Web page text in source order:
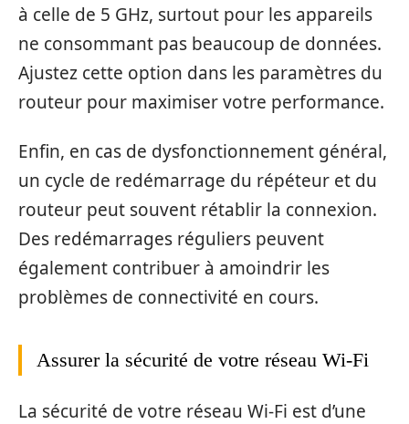
à celle de 5 GHz, surtout pour les appareils
ne consommant pas beaucoup de données.
Ajustez cette option dans les paramètres du
routeur pour maximiser votre performance.
Enfin, en cas de dysfonctionnement général,
un cycle de redémarrage du répéteur et du
routeur peut souvent rétablir la connexion.
Des redémarrages réguliers peuvent
également contribuer à amoindrir les
problèmes de connectivité en cours.
Assurer la sécurité de votre réseau Wi-Fi
La sécurité de votre réseau Wi-Fi est d’une